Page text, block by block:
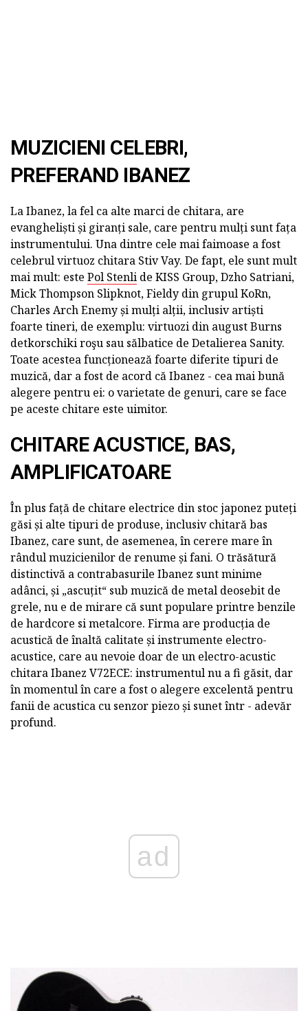
MUZICIENI CELEBRI,
PREFERAND IBANEZ
La Ibanez, la fel ca alte marci de chitara, are
evangheliști și giranți sale, care pentru mulți sunt fața
instrumentului. Una dintre cele mai faimoase a fost
celebrul virtuoz chitara Stiv Vay. De fapt, ele sunt mult
mai mult: este Pol Stenli de KISS Group, Dzho Satriani,
Mick Thompson Slipknot, Fieldy din grupul KoRn,
Charles Arch Enemy și mulți alții, inclusiv artiști
foarte tineri, de exemplu: virtuozi din august Burns
detkorschiki roşu sau sălbatice de Detalierea Sanity.
Toate acestea funcționează foarte diferite tipuri de
muzică, dar a fost de acord că Ibanez - cea mai bună
alegere pentru ei: o varietate de genuri, care se face
pe aceste chitare este uimitor.
CHITARE ACUSTICE, BAS,
AMPLIFICATOARE
În plus față de chitare electrice din stoc japonez puteți
găsi și alte tipuri de produse, inclusiv chitară bas
Ibanez, care sunt, de asemenea, în cerere mare în
rândul muzicienilor de renume și fani. O trăsătură
distinctivă a contrabasurile Ibanez sunt minime
adânci, și „ascuțit“ sub muzică de metal deosebit de
grele, nu e de mirare că sunt populare printre benzile
de hardcore si metalcore. Firma are producția de
acustică de înaltă calitate și instrumente electro-
acustice, care au nevoie doar de un electro-acustic
chitara Ibanez V72ECE: instrumentul nu a fi găsit, dar
în momentul în care a fost o alegere excelentă pentru
fanii de acustica cu senzor piezo și sunet într - adevăr
profund.
ad